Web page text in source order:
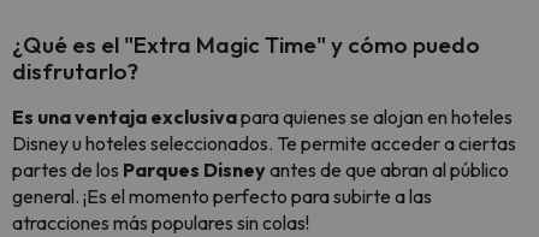
¿Qué es el "Extra Magic Time" y cómo puedo
disfrutarlo?
Es una ventaja exclusivapara quienes se alojan en hoteles
Disney u hoteles seleccionados. Te permite acceder a ciertas
partes de los Parques Disneyantes de que abran al público
general. ¡Es el momento perfecto para subirte a las
atracciones más populares sin colas!